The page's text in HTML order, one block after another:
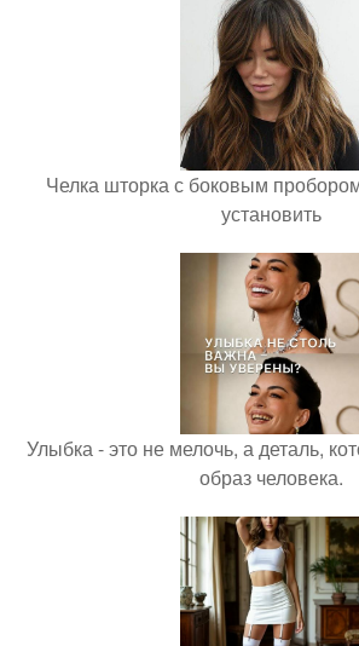
Челка шторка с боковым
установить
Улыбка - это не мелочь, а деталь,
образ человека.